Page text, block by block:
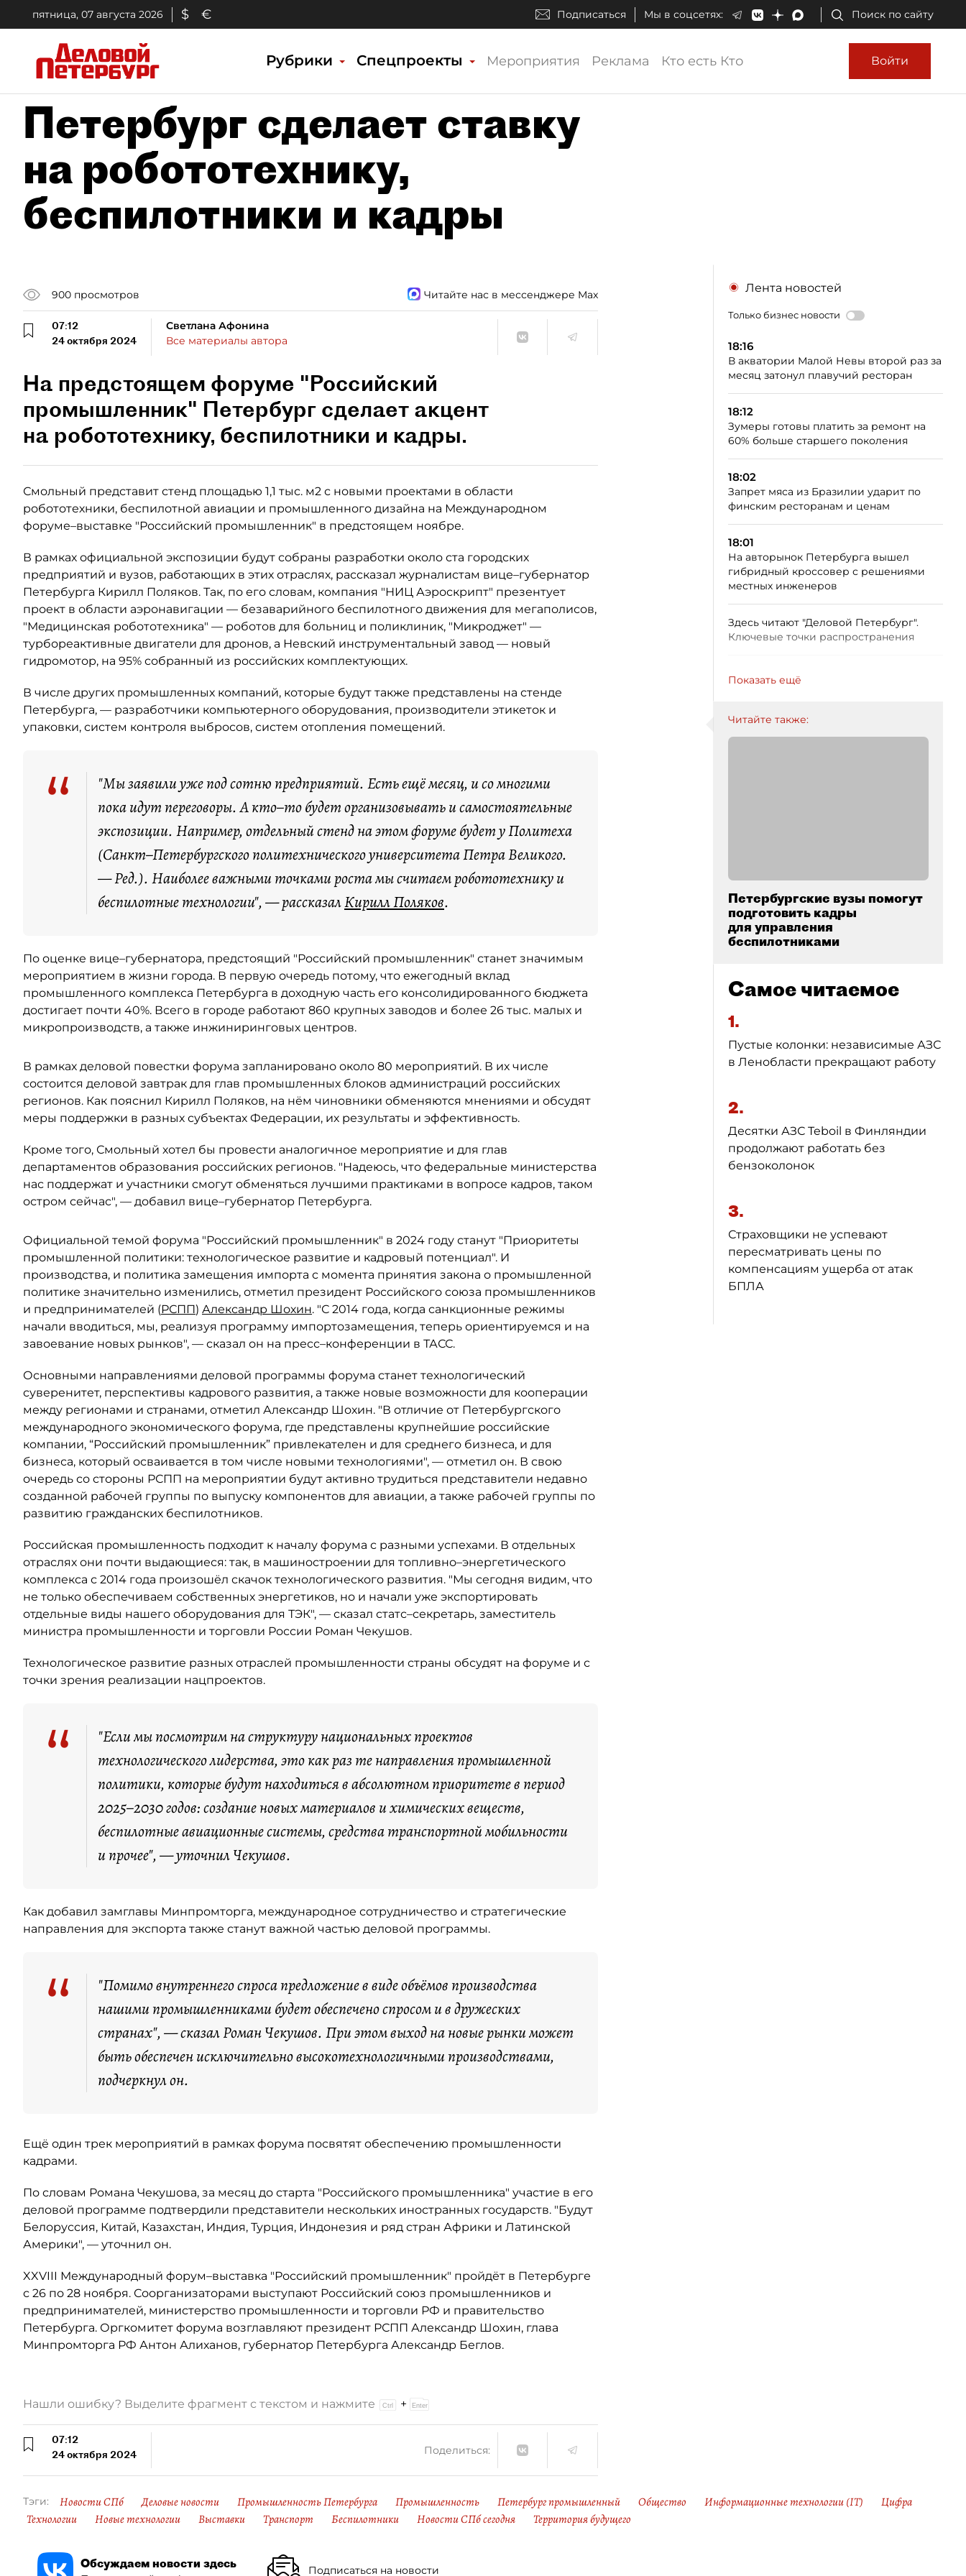
пятница, 07 августа 2026 $ € Подписаться Мы в соцсетях: Поиск по сайту
Рубрики Спецпроекты Мероприятия Реклама Кто есть Кто Войти
Петербург сделает ставку
на робототехнику,
беспилотники и кадры
900 просмотров Читайте нас в мессенджере Max
07:12
24 октября 2024
Светлана Афонина
Все материалы автора
На предстоящем форуме "Российский
промышленник" Петербург сделает акцент
на робототехнику, беспилотники и кадры.
Смольный представит стенд площадью 1,1 тыс. м2 с новыми проектами в области
робототехники, беспилотной авиации и промышленного дизайна на Международном
форуме–выставке "Российский промышленник" в предстоящем ноябре.
В рамках официальной экспозиции будут собраны разработки около ста городских
предприятий и вузов, работающих в этих отраслях, рассказал журналистам вице–губернатор
Петербурга Кирилл Поляков. Так, по его словам, компания "НИЦ Аэроскрипт" презентует
проект в области аэронавигации — безаварийного беспилотного движения для мегаполисов,
"Медицинская робототехника" — роботов для больниц и поликлиник, "Микроджет" —
турбореактивные двигатели для дронов, а Невский инструментальный завод — новый
гидромотор, на 95% собранный из российских комплектующих.
В числе других промышленных компаний, которые будут также представлены на стенде
Петербурга, — разработчики компьютерного оборудования, производители этикеток и
упаковки, систем контроля выбросов, систем отопления помещений.
“
"Мы заявили уже под сотню предприятий. Есть ещё месяц, и со многими
пока идут переговоры. А кто–то будет организовывать и самостоятельные
экспозиции. Например, отдельный стенд на этом форуме будет у Политеха
(Санкт–Петербургского политехнического университета Петра Великого.
— Ред.). Наиболее важными точками роста мы считаем робототехнику и
беспилотные технологии", — рассказалКирилл Поляков.
По оценке вице–губернатора, предстоящий "Российский промышленник" станет значимым
мероприятием в жизни города. В первую очередь потому, что ежегодный вклад
промышленного комплекса Петербурга в доходную часть его консолидированного бюджета
достигает почти 40%. Всего в городе работают 860 крупных заводов и более 26 тыс. малых и
микропроизводств, а также инжиниринговых центров.
В рамках деловой повестки форума запланировано около 80 мероприятий. В их числе
состоится деловой завтрак для глав промышленных блоков администраций российских
регионов. Как пояснил Кирилл Поляков, на нём чиновники обменяются мнениями и обсудят
меры поддержки в разных субъектах Федерации, их результаты и эффективность.
Кроме того, Смольный хотел бы провести аналогичное мероприятие и для глав
департаментов образования российских регионов. "Надеюсь, что федеральные министерства
нас поддержат и участники смогут обменяться лучшими практиками в вопросе кадров, таком
остром сейчас", — добавил вице–губернатор Петербурга.
Официальной темой форума "Российский промышленник" в 2024 году станут "Приоритеты
промышленной политики: технологическое развитие и кадровый потенциал". И
производства, и политика замещения импорта с момента принятия закона о промышленной
политике значительно изменились, отметил президент Российского союза промышленников
и предпринимателей (РСПП) Александр Шохин. "С 2014 года, когда санкционные режимы
начали вводиться, мы, реализуя программу импортозамещения, теперь ориентируемся и на
завоевание новых рынков", — сказал он на пресс–конференции в ТАСС.
Основными направлениями деловой программы форума станет технологический
суверенитет, перспективы кадрового развития, а также новые возможности для кооперации
между регионами и странами, отметил Александр Шохин. "В отличие от Петербургского
международного экономического форума, где представлены крупнейшие российские
компании, “Российский промышленник” привлекателен и для среднего бизнеса, и для
бизнеса, который осваивается в том числе новыми технологиями", — отметил он. В свою
очередь со стороны РСПП на мероприятии будут активно трудиться представители недавно
созданной рабочей группы по выпуску компонентов для авиации, а также рабочей группы по
развитию гражданских беспилотников.
Российская промышленность подходит к началу форума с разными успехами. В отдельных
отраслях они почти выдающиеся: так, в машиностроении для топливно–энергетического
комплекса с 2014 года произошёл скачок технологического развития. "Мы сегодня видим, что
не только обеспечиваем собственных энергетиков, но и начали уже экспортировать
отдельные виды нашего оборудования для ТЭК", — сказал статс–секретарь, заместитель
министра промышленности и торговли России Роман Чекушов.
Технологическое развитие разных отраслей промышленности страны обсудят на форуме и с
точки зрения реализации нацпроектов.
“
"Если мы посмотрим на структуру национальных проектов
технологического лидерства, это как раз те направления промышленной
политики, которые будут находиться в абсолютном приоритете в период
2025–2030 годов: создание новых материалов и химических веществ,
беспилотные авиационные системы, средства транспортной мобильности
и прочее", — уточнил Чекушов.
Как добавил замглавы Минпромторга, международное сотрудничество и стратегические
направления для экспорта также станут важной частью деловой программы.
“
"Помимо внутреннего спроса предложение в виде объёмов производства
нашими промышленниками будет обеспечено спросом и в дружеских
странах", — сказал Роман Чекушов. При этом выход на новые рынки может
быть обеспечен исключительно высокотехнологичными производствами,
подчеркнул он.
Ещё один трек мероприятий в рамках форума посвятят обеспечению промышленности
кадрами.
По словам Романа Чекушова, за месяц до старта "Российского промышленника" участие в его
деловой программе подтвердили представители нескольких иностранных государств. "Будут
Белоруссия, Китай, Казахстан, Индия, Турция, Индонезия и ряд стран Африки и Латинской
Америки", — уточнил он.
XXVIII Международный форум–выставка "Российский промышленник" пройдёт в Петербурге
с 26 по 28 ноября. Соорганизаторами выступают Российский союз промышленников и
предпринимателей, министерство промышленности и торговли РФ и правительство
Петербурга. Оргкомитет форума возглавляют президент РСПП Александр Шохин, глава
Минпромторга РФ Антон Алиханов, губернатор Петербурга Александр Беглов.
Лента новостей
Только бизнес новости
18:16
В акватории Малой Невы второй раз за
месяц затонул плавучий ресторан
18:12
Зумеры готовы платить за ремонт на
60% больше старшего поколения
18:02
Запрет мяса из Бразилии ударит по
финским ресторанам и ценам
18:01
На авторынок Петербурга вышел
гибридный кроссовер с решениями
местных инженеров
Здесь читают "Деловой Петербург".
Ключевые точки распространения
Показать ещё
Читайте также:
Петербургские вузы помогут
подготовить кадры
для управления
беспилотниками
Самое читаемое
1.
Пустые колонки: независимые АЗС
в Ленобласти прекращают работу
2.
Десятки АЗС Teboil в Финляндии
продолжают работать без
бензоколонок
3.
Страховщики не успевают
пересматривать цены по
компенсациям ущерба от атак
БПЛА
Нашли ошибку? Выделите фрагмент с текстом и нажмите +
07:12
24 октября 2024
Поделиться:
Тэги: Новости СПб Деловые новости Промышленность Петербурга Промышленность Петербург промышленный Общество Информационные технологии (IT)
Цифра
Технологии
Новые технологии Выставки Транспорт Беспилотники Новости СПб сегодня Территория будущего
Обсуждаем новости здесь Подписаться на новости